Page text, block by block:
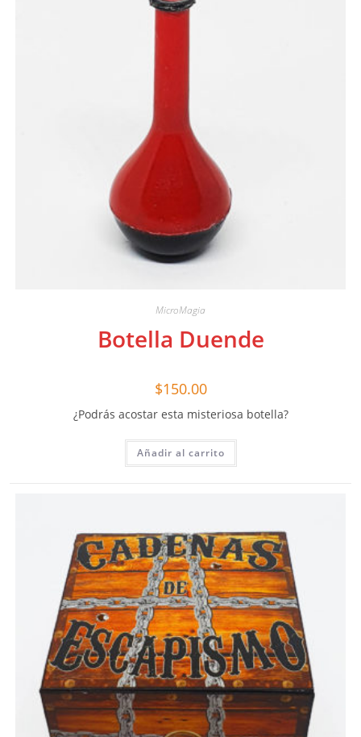
MicroMagia
Botella Duende
$150.00
¿Podrás acostar esta misteriosa botella?
Añadir al carrito